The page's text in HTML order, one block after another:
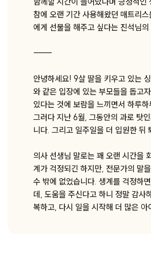
참에 오랜 기간 사용해왔던 매트리
에게 선물을 해주고 싶다는 진석님
-----
안녕하세요! 9살 딸을 키우고 있는
와 같은 입장에 있는 부모들을 돕고
있다는 것에 보람을 느끼면서 하루
그러다 지난 6월, 그동안의 과로 탓
니다. 그리고 일주일을 더 입원한 뒤
의사 선생님 말로는 꽤 오랜 시간을
계가 걱정되긴 하지만, 전문가의 말
수 밖에 없었습니다. 생계를 걱정하
데, 도움을 주신다고 하니 정말 감사
복하고, 다시 일을 시작해 더 많은